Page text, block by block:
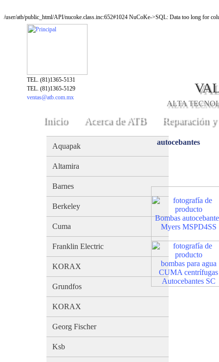
/user/atb/public_html/API/nucoke.class.inc:652#1024 NuCoKe->SQL: Data too long for
TEL. (81)1365-5131
TEL. (81)1365-5129
ventas@atb.com.mx
ALTA
Inicio Acerca de ATB Reparación
Aquapak
Altamira
Barnes
Berkeley
Cuma
Franklin Electric
KORAX
Grundfos
KORAX
Georg Fischer
Ksb
autocebantes
Bombas
Myers MSPD4SS
bombas para agua
CUMA centrífugas
Autocebantes SC